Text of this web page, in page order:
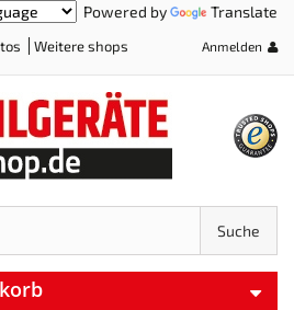
Powered by Translate
Weitere shops Anmelden
Suche